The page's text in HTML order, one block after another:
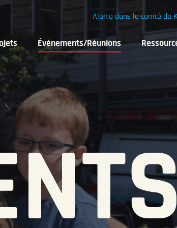
Événements/Réunions
Alerte dans le comté de